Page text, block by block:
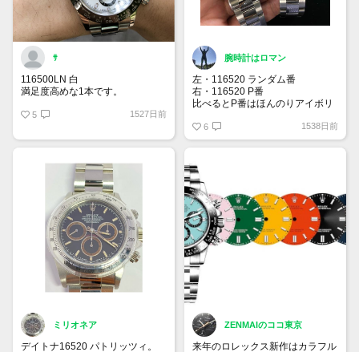
ｻ
116500LN 白
満足度高めな1本です。
5 1527日前
腕時計はロマン
左・116520 ランダム番
右・116520 P番
比べるとP番はほんのりアイボリ
か？笑
P・K・Y番の一部のモデルに見ら
れるアイボリーダイアル。濃〜い
アイボリーだと凄い金額になりま
す、、
6 1538日前
ミリオネア
デイトナ16520 パトリッツィ。
ZENMAIのココ東京
来年のロレックス新作はカラフル